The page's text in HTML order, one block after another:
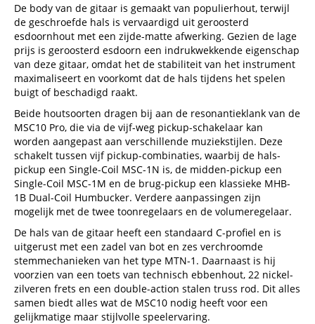
De body van de gitaar is gemaakt van populierhout, terwijl
de geschroefde hals is vervaardigd uit geroosterd
esdoornhout met een zijde-matte afwerking. Gezien de lage
prijs is geroosterd esdoorn een indrukwekkende eigenschap
van deze gitaar, omdat het de stabiliteit van het instrument
maximaliseert en voorkomt dat de hals tijdens het spelen
buigt of beschadigd raakt.
Beide houtsoorten dragen bij aan de resonantieklank van de
MSC10 Pro, die via de vijf-weg pickup-schakelaar kan
worden aangepast aan verschillende muziekstijlen. Deze
schakelt tussen vijf pickup-combinaties, waarbij de hals-
pickup een Single-Coil MSC-1N is, de midden-pickup een
Single-Coil MSC-1M en de brug-pickup een klassieke MHB-
1B Dual-Coil Humbucker. Verdere aanpassingen zijn
mogelijk met de twee toonregelaars en de volumeregelaar.
De hals van de gitaar heeft een standaard C-profiel en is
uitgerust met een zadel van bot en zes verchroomde
stemmechanieken van het type MTN-1. Daarnaast is hij
voorzien van een toets van technisch ebbenhout, 22 nickel-
zilveren frets en een double-action stalen truss rod. Dit alles
samen biedt alles wat de MSC10 nodig heeft voor een
gelijkmatige maar stijlvolle speelervaring.